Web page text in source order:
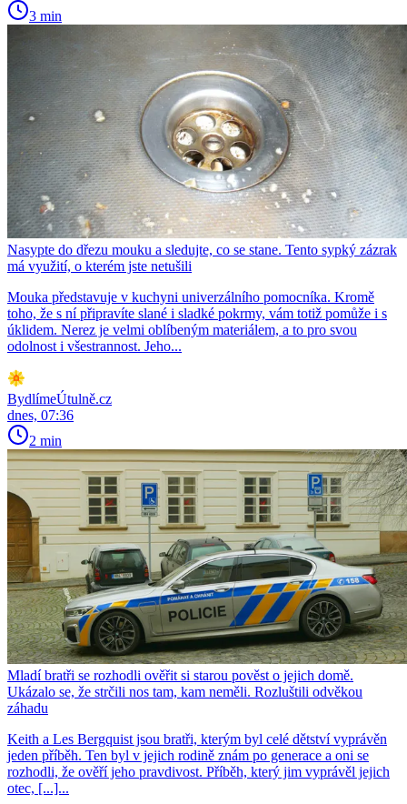
3 min
Nasypte do dřezu mouku a sledujte, co se stane. Tento sypký zázrak
má využití, o kterém jste netušili
Mouka představuje v kuchyni univerzálního pomocníka. Kromě
toho, že s ní připravíte slané i sladké pokrmy, vám totiž pomůže i s
úklidem. Nerez je velmi oblíbeným materiálem, a to pro svou
odolnost i všestrannost. Jeho...
BydlímeÚtulně.cz
dnes, 07:36
2 min
Mladí bratři se rozhodli ověřit si starou pověst o jejich domě.
Ukázalo se, že strčili nos tam, kam neměli. Rozluštili odvěkou
záhadu
Keith a Les Bergquist jsou bratři, kterým byl celé dětství vyprávěn
jeden příběh. Ten byl v jejich rodině znám po generace a oni se
rozhodli, že ověří jeho pravdivost. Příběh, který jim vyprávěl jejich
otec, [...]...